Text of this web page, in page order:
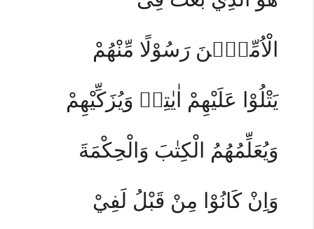
الْاُمِّيّٖنَ رَسُوْلًا مِّنْهُمْ
يَتْلُوْا عَلَيْهِمْ اٰيٰتِهٖ وَيُزَكِّيْهِمْ
وَيُعَلِّمُهُمُ الْكِتٰبَ وَالْحِكْمَةَ
وَاِنْ كَانُوْا مِنْ قَبْلُ لَفِيْ